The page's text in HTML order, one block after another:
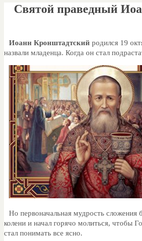
Святой праведный
Иоанн Кронштадтский родился 19
назвали младенца. Когда он стал
Но первоначальная мудрость сложения
колени и начал горячо молиться, чтобы
стал понимать все ясно.